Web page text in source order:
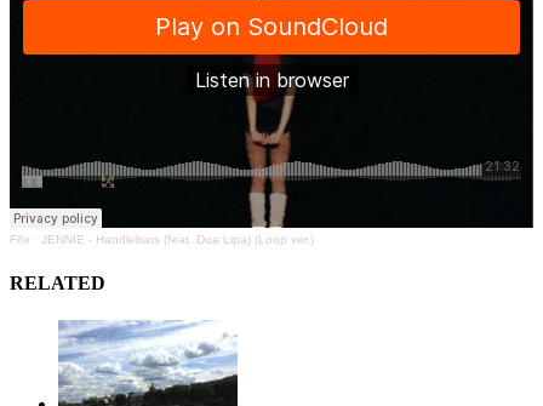
Fife · JENNIE - Handlebars (feat. Dua Lipa) (Loop ver.)
RELATED